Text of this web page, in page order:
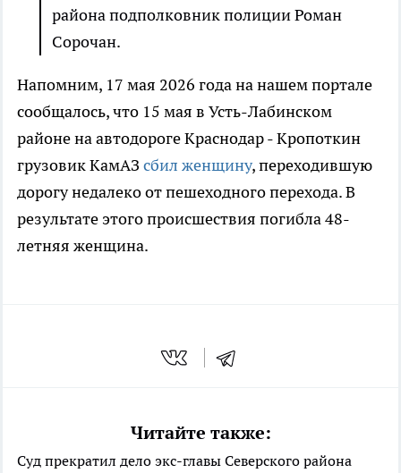
района подполковник полиции Роман
Сорочан.
Напомним, 17 мая 2026 года на нашем портале
сообщалось, что 15 мая в Усть-Лабинском
районе на автодороге Краснодар - Кропоткин
грузовик КамАЗ сбил женщину, переходившую
дорогу недалеко от пешеходного перехода. В
результате этого происшествия погибла 48-
летняя женщина.
Читайте также:
Суд прекратил дело экс-главы Северского района